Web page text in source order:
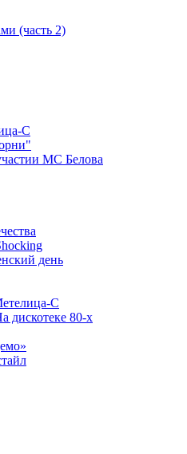
(часть 2)
С
МС Белова
день
С
дискотеке 80-х